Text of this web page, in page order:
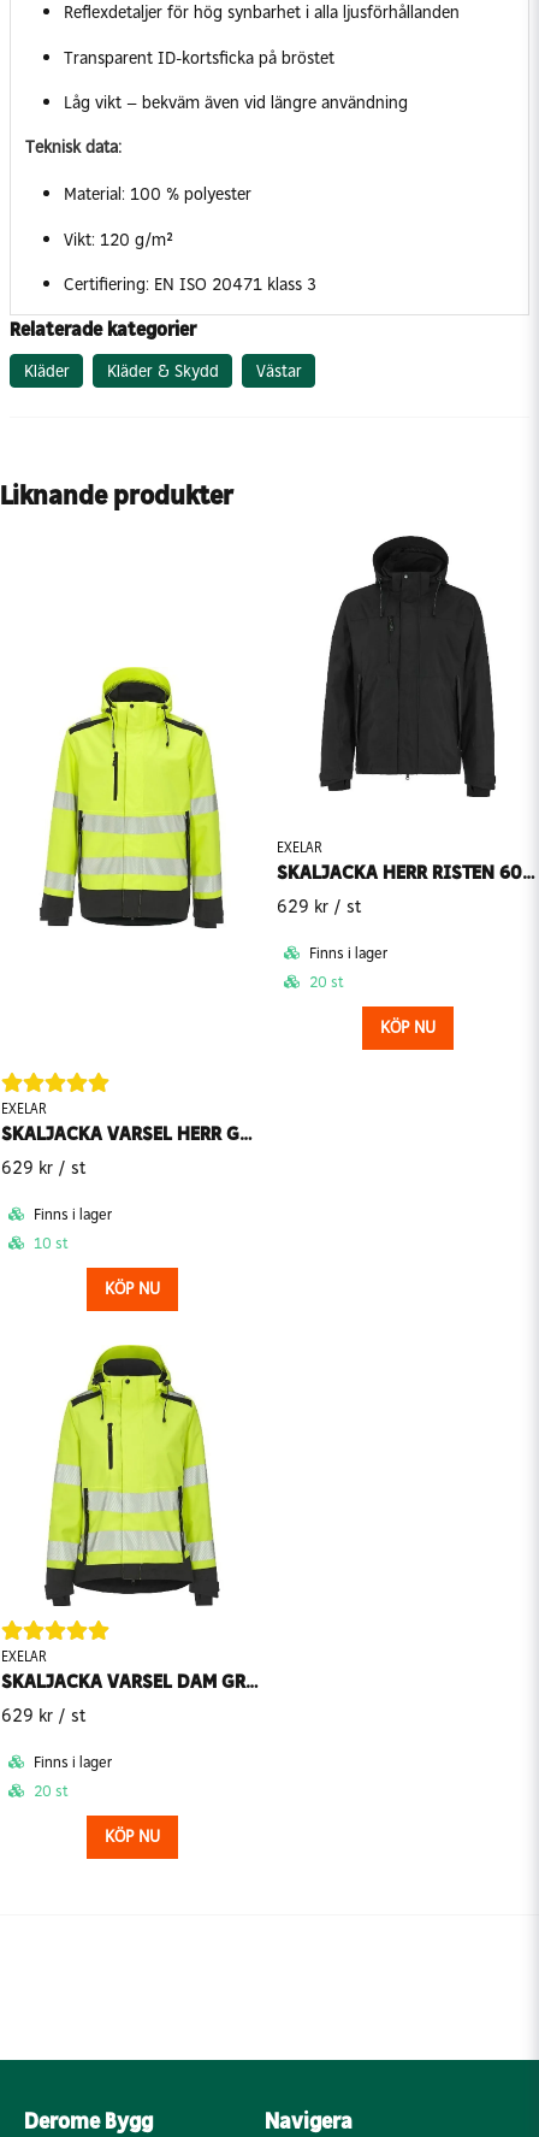
Reflexdetaljer för hög synbarhet i alla ljusförhållanden
Transparent ID-kortsficka på bröstet
Låg vikt – bekväm även vid längre användning
Teknisk data:
Material: 100 % polyester
Vikt: 120 g/m²
Certifiering: EN ISO 20471 klass 3
Relaterade kategorier
Kläder Kläder & Skydd Västar
Liknande produkter
EXELAR
SKALJACKA VARSEL HERR GREPEN 6030 EXELAR
629 kr / st
Finns i lager
10 st
KÖP NU
EXELAR
SKALJACKA HERR RISTEN 6023 EXELAR
629 kr / st
Finns i lager
20 st
KÖP NU
EXELAR
SKALJACKA VARSEL DAM GREPEN 6031 EXELAR
629 kr / st
Finns i lager
20 st
KÖP NU
Derome Bygg Navigera